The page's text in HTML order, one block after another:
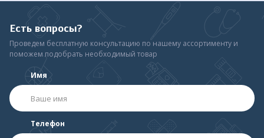
Есть вопросы?
Проведем бесплатную консультацию по нашему ассортименту и
поможем подобрать необходимый товар
Имя
Телефон